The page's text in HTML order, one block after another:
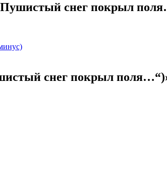
снег покрыл
снег покрыл